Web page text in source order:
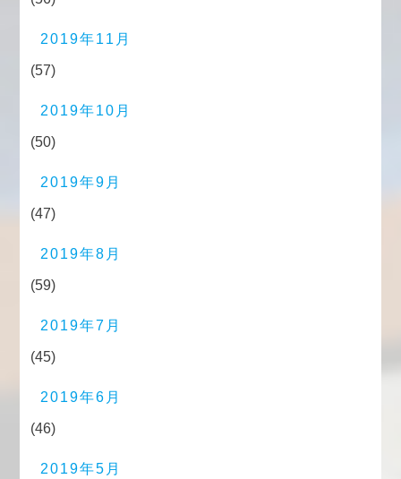
2019年11月
(57)
2019年10月
(50)
2019年9月
(47)
2019年8月
(59)
2019年7月
(45)
2019年6月
(46)
2019年5月